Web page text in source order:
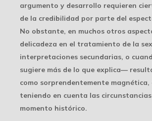
argumento y desarrollo requieren
de la credibilidad por parte del
No obstante, en muchos otros
delicadeza en el tratamiento de la
interpretaciones secundarias, o
sugiere más de lo que explica—
como sorprendentemente magnética,
teniendo en cuenta las circunstancias
momento histórico.